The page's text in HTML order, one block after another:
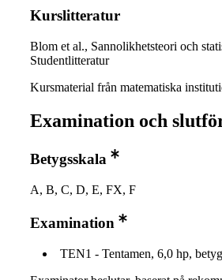
Kurslitteratur
Blom et al., Sannolikhetsteori och
Studentlitteratur
Kursmaterial från matematiska
Examination och
Betygsskala
A, B, C, D, E, FX, F
Examination
TEN1 - Tentamen, 6,0 hp,